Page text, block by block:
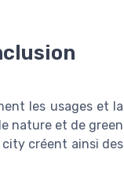
les usages et la
nature et de green
créent ainsi des